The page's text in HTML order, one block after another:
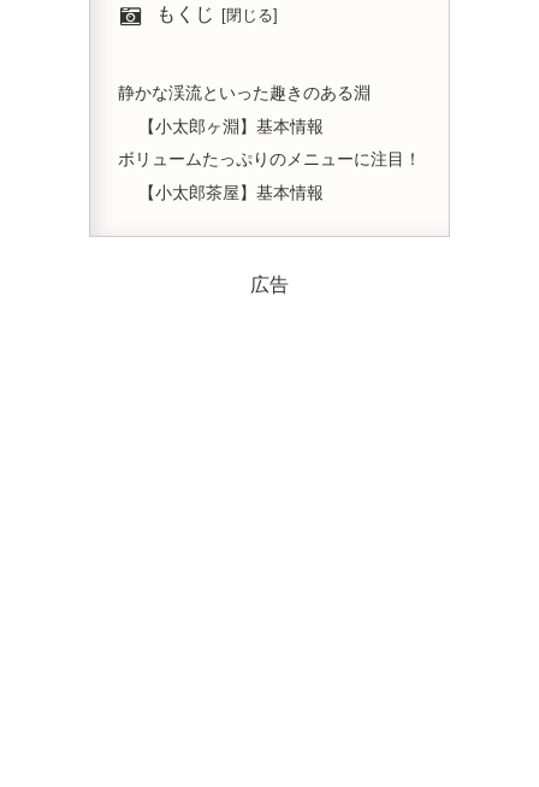
もくじ
静かな渓流といった趣きのある淵
【小太郎ヶ淵】基本情報
ボリュームたっぷりのメニューに注目！
【小太郎茶屋】基本情報
広告